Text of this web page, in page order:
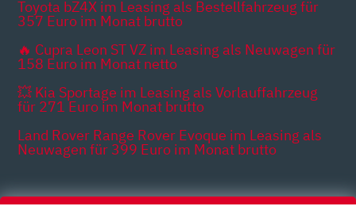
Toyota bZ4X im Leasing als Bestellfahrzeug für
357 Euro im Monat brutto
🔥 Cupra Leon ST VZ im Leasing als Neuwagen für
158 Euro im Monat netto
💥 Kia Sportage im Leasing als Vorlauffahrzeug
für 271 Euro im Monat brutto
Land Rover Range Rover Evoque im Leasing als
Neuwagen für 399 Euro im Monat brutto